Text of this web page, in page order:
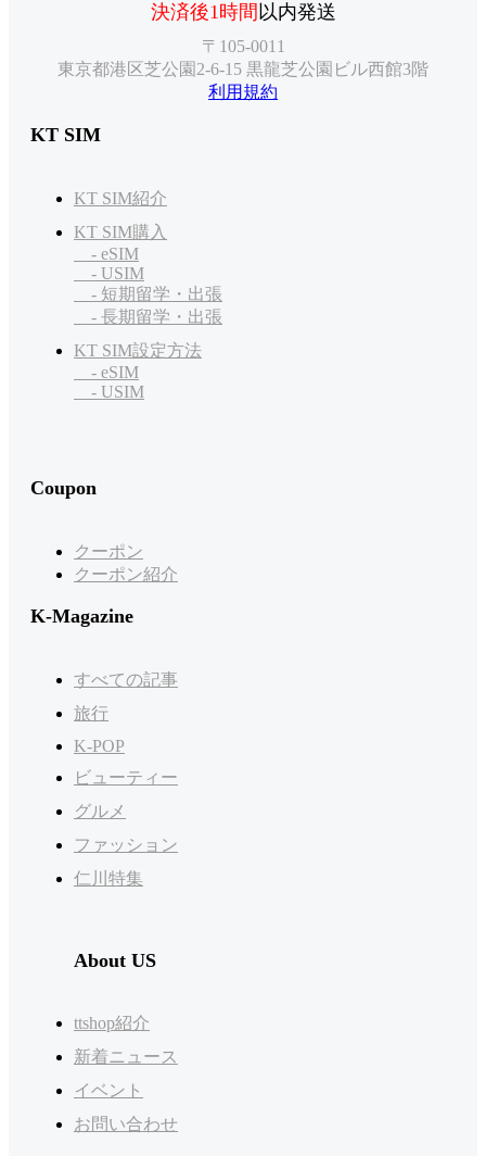
決済後1時間以内発送
〒105-0011
東京都港区芝公園2-6-15 黒龍芝公園ビル西館3階
利用規約
KT SIM
KT SIM紹介
KT SIM購入
- eSIM
- USIM
- 短期留学・出張
- 長期留学・出張
KT SIM設定方法
- eSIM
- USIM
Coupon
クーポン
クーポン紹介
K-Magazine
すべての記事
旅行
K-POP
ビューティー
グルメ
ファッション
仁川特集
About US
ttshop紹介
新着ニュース
イベント
お問い合わせ